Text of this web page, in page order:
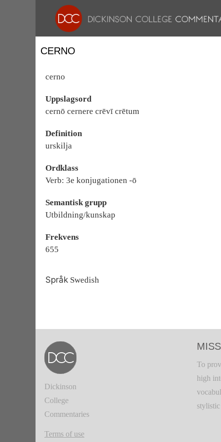
CERNO
cerno
Uppslagsord
cernō cernere crēvī crētum
Definition
urskilja
Ordklass
Verb: 3e konjugationen -ō
Semantisk grupp
Utbildning/kunskap
Frekvens
655
Språk Swedish
Dickinson
College
Commentaries
Terms of use
To
high